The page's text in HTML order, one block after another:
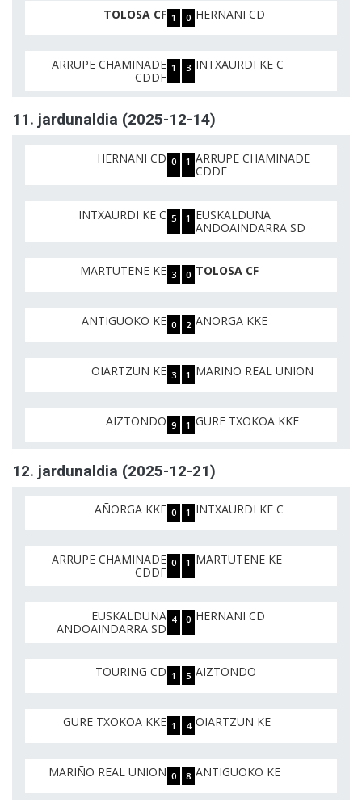
TOLOSA CF 1 0 HERNANI CD
ARRUPE CHAMINADE
CDDF
1 3 INTXAURDI KE C
11. jardunaldia (2025-12-14)
HERNANI CD 0 1 ARRUPE CHAMINADE
CDDF
INTXAURDI KE C 5 1 EUSKALDUNA
ANDOAINDARRA SD
MARTUTENE KE 3 0 TOLOSA CF
ANTIGUOKO KE 0 2 AÑORGA KKE
OIARTZUN KE 3 1 MARIÑO REAL UNION
AIZTONDO 9 1 GURE TXOKOA KKE
12. jardunaldia (2025-12-21)
AÑORGA KKE 0 1 INTXAURDI KE C
ARRUPE CHAMINADE
CDDF
0 1 MARTUTENE KE
EUSKALDUNA
ANDOAINDARRA SD
4 0 HERNANI CD
TOURING CD 1 5 AIZTONDO
GURE TXOKOA KKE 1 4 OIARTZUN KE
MARIÑO REAL UNION 0 8 ANTIGUOKO KE